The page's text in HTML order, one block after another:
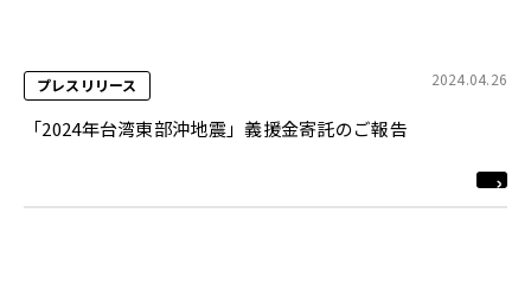
プレスリリース 2024.04.26
「2024年台湾東部沖地震」義援金寄託のご報告